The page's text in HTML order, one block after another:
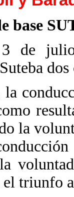
base
de
la
triunfo